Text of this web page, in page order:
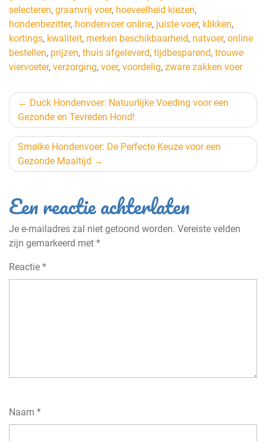
selecteren, graanvrij voer, hoeveelheid kiezen,
hondenbezitter, hondenvoer online, juiste voer, klikken,
kortings, kwaliteit, merken beschikbaarheid, natvoer, online
bestellen, prijzen, thuis afgeleverd, tijdbesparend, trouwe
viervoeter, verzorging, voer, voordelig, zware zakken voer
Berichtnavigatie
Duck Hondenvoer: Natuurlijke Voeding voor een
Gezonde en Tevreden Hond!
Smølke Hondenvoer: De Perfecte Keuze voor een
Gezonde Maaltijd
Een reactie achterlaten
Je e-mailadres zal niet getoond worden. Vereiste velden
zijn gemarkeerd met *
Reactie *
Naam *